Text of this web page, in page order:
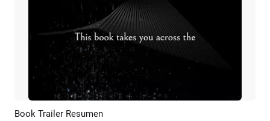
Previsualizar
Book Trailer Resumen